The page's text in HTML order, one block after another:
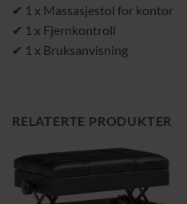
✔ 1 x Massasjestol for kontor
✔ 1 x Fjernkontroll
✔ 1 x Bruksanvisning
RELATERTE PRODUKTER